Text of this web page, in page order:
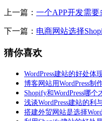
上一篇： 一个APP开发需
下一篇： 电商网站选择
猜你喜欢
WordPress建站的好处体
博客网站用WordPress制
Shopify和WordPress哪
浅谈WordPress建站的利
搭建外贸网站是选择